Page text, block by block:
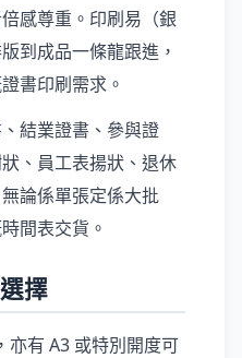
感尊重。印刷易（銀
到成品一條龍跟進，
書印刷需求。
結業證書、參與證
、員工表揚狀、退休
論係單張定係大批
間表交貨。
擇
亦有 A3 或特別開度可